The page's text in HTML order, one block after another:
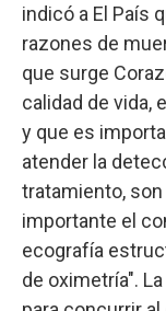
indicó a El País
razones de
que surge
calidad de vida,
y que es
atender la
tratamiento,
importante el
ecografía
de oximetría".